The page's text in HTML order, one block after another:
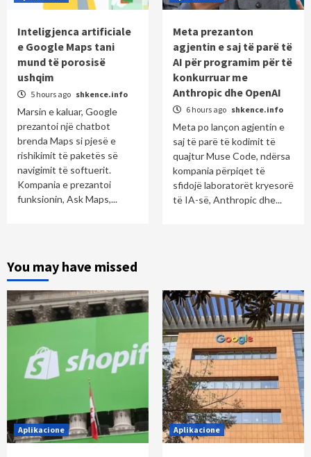
Inteligjenca artificiale
e Google Maps tani
mund të porosisë
ushqim
5 hours ago shkence.info
Marsin e kaluar, Google
prezantoi një chatbot
brenda Maps si pjesë e
rishikimit të paketës së
navigimit të softuerit.
Kompania e prezantoi
funksionin, Ask Maps,...
Meta prezanton
agjentin e saj të parë të
AI për programim për të
konkurruar me
Anthropic dhe OpenAI
6 hours ago shkence.info
Meta po lançon agjentin e
saj të parë të kodimit të
quajtur Muse Code, ndërsa
kompania përpiqet të
sfidojë laboratorët kryesorë
të IA-së, Anthropic dhe...
You may have missed
Aplikacione Aplikacione